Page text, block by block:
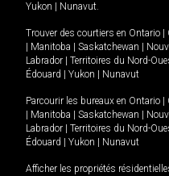
Yukon
Nunavut.
Trouver des courtiers en Ontario
Manitoba Saskatchewan
Labrador
Territoires du Nord-
Édouard
Yukon Nunavut
Parcourir les bureaux en Ontario
Manitoba Saskatchewan
Labrador
Territoires du Nord-
Édouard
Yukon Nunavut
Afficher les propriétés